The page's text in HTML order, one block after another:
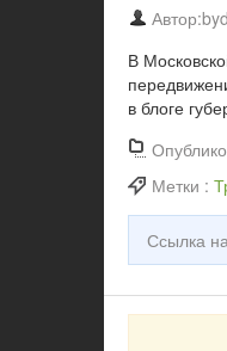
В
в блоге
Метки :
Ссылка